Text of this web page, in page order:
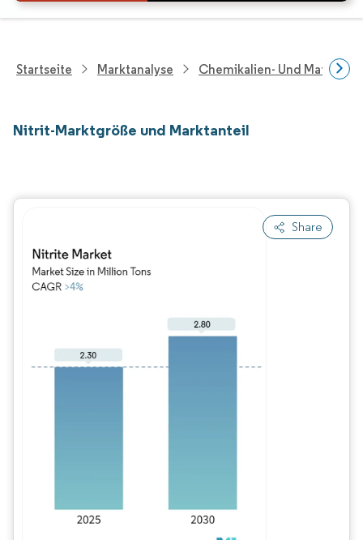
Startseite Marktanalyse Chemikalien- Und
Nitrit-Marktgröße und Marktanteil
Share